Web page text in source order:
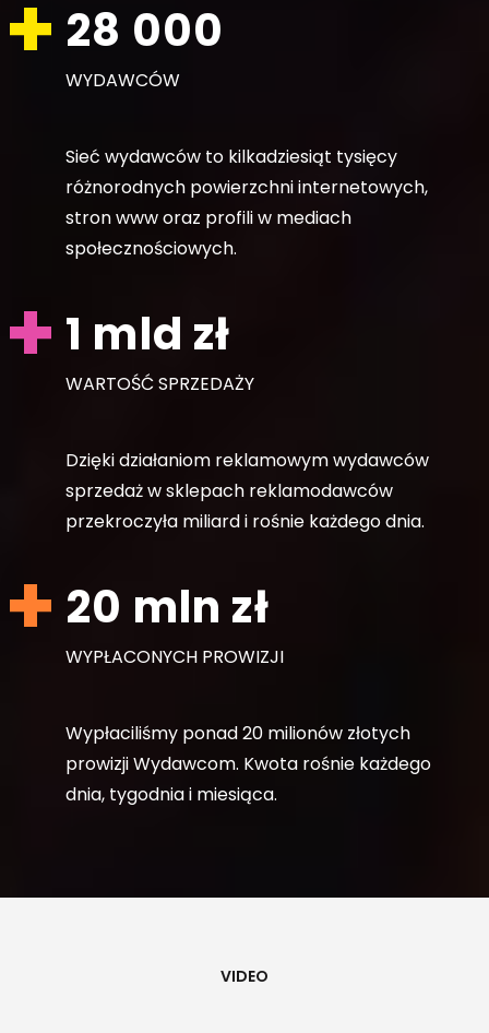
28 000
WYDAWCÓW
Sieć wydawców to kilkadziesiąt tysięcy
różnorodnych powierzchni internetowych,
stron www oraz profili w mediach
społecznościowych.
1 mld zł
WARTOŚĆ SPRZEDAŻY
Dzięki działaniom reklamowym wydawców
sprzedaż w sklepach reklamodawców
przekroczyła miliard i rośnie każdego dnia.
20 mln zł
WYPŁACONYCH PROWIZJI
Wypłaciliśmy ponad 20 milionów złotych
prowizji Wydawcom. Kwota rośnie każdego
dnia, tygodnia i miesiąca.
VIDEO